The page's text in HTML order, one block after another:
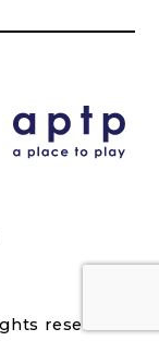
reserved.